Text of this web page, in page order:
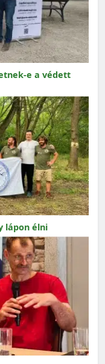
e a védett
lápon élni